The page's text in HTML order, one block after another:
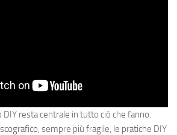
DIY resta centrale in tutto ciò che fanno.
sempre più fragile, le pratiche DIY